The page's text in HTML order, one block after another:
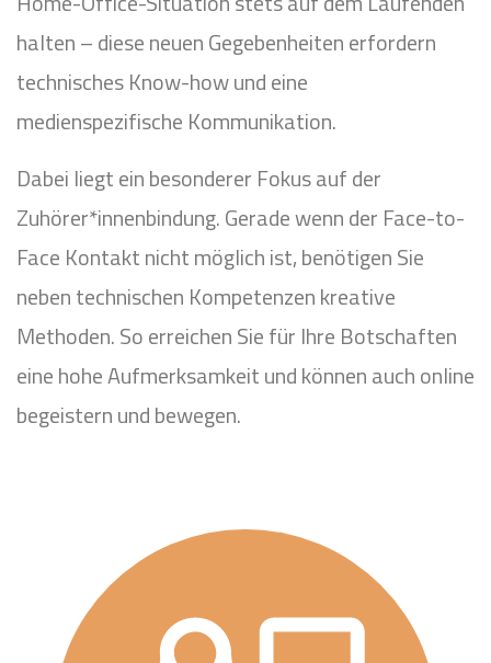
halten – diese neuen Gegebenheiten erfordern
technisches Know-how und eine
medienspezifische Kommunikation.
Dabei liegt ein besonderer Fokus auf der
Zuhörer*innenbindung. Gerade wenn der Face-to-
Face Kontakt nicht möglich ist, benötigen Sie
neben technischen Kompetenzen kreative
Methoden. So erreichen Sie für Ihre Botschaften
eine hohe Aufmerksamkeit und können auch online
begeistern und bewegen.